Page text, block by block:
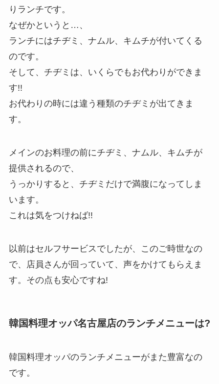
りランチです。
なぜかというと…、
ランチにはチヂミ、ナムル、キムチが付いてくる
のです。
そして、 チヂミは、いくらでもお代わり ができま
す!!
お代わりの時には違う種類のチヂミが出てきま
す。
メインのお料理の前にチヂミ、ナムル、キムチが
提供されるので、
うっかりすると、チヂミだけで満腹になってしま
います。
これは気をつけねば!!
以前はセルフサービスでしたが、このご時世なの
で、店員さんが回っていて、声をかけてもらえま
す。その点も安心ですね!
韓国料理オッパ名古屋店のランチメニューは?
韓国料理オッパのランチメニューがまた豊富なの
です。